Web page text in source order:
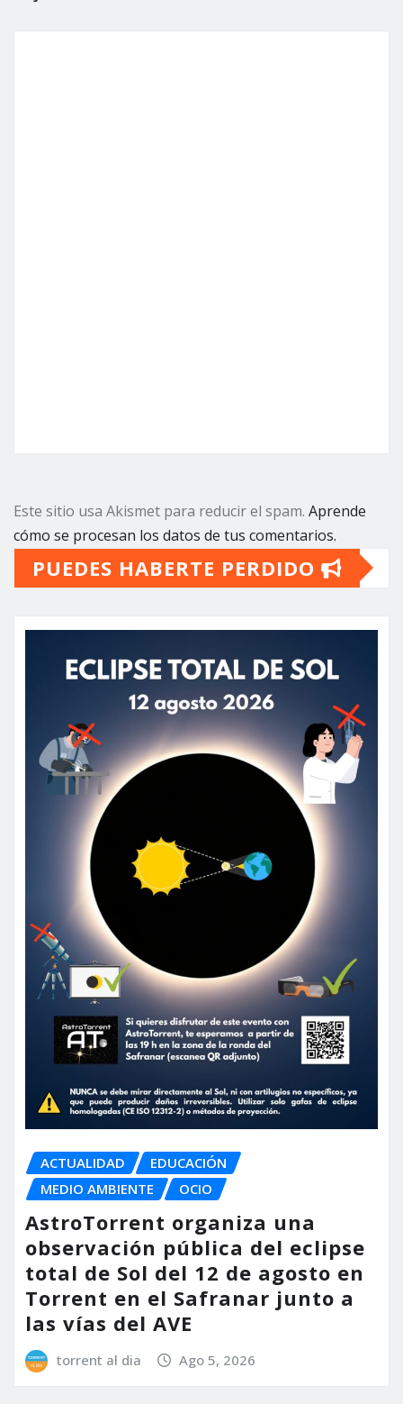
Este sitio usa Akismet para reducir el spam. Aprende
cómo se procesan los datos de tus comentarios.
PUEDES HABERTE PERDIDO
ACTUALIDAD
EDUCACIÓN
MEDIO AMBIENTE
OCIO
AstroTorrent organiza una
observación pública del eclipse
total de Sol del 12 de agosto en
Torrent en el Safranar junto a
las vías del AVE
torrent al dia Ago 5, 2026